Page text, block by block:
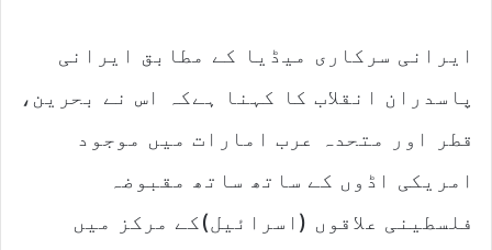
ایرانی سرکاری میڈیا کے مطابق ایرانی
پاسدران انقلاب کا کہنا ہےکہ اس نے بحرین،
قطر اور متحدہ عرب امارات میں موجود
امریکی اڈوں کے ساتھ ساتھ مقبوضہ
فلسطینی علاقوں (اسرائیل)کے مرکز میں